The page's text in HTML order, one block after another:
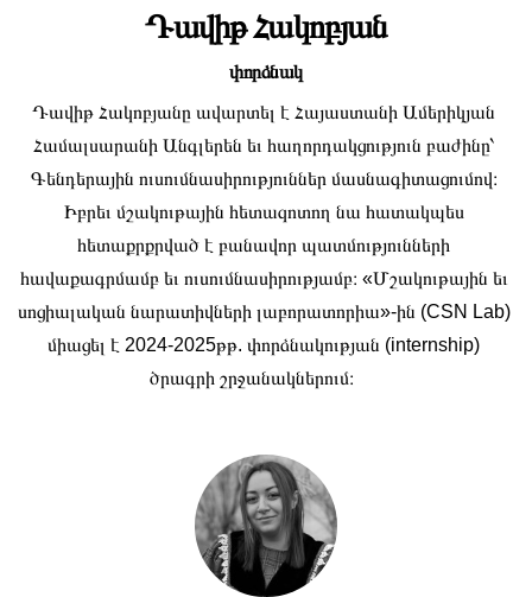
Դավիթ Հակոբյան
փորձնակ
Դավիթ Հակոբյանը ավարտել է Հայաստանի Ամերիկյան
Համալսարանի Անգլերեն եւ հաղորդակցություն բաժինը՝
Գենդերային ուսումնասիրություններ մասնագիտացումով։
Իբրեւ մշակութային հետազոտող նա հատակպես
հետաքրքրված է բանավոր պատմությունների
հավաքագրմամբ եւ ուսումնասիրությամբ։ «Մշակութային եւ
սոցիալական նարատիվների լաբորատորիա»-ին (CSN Lab)
միացել է 2024-2025թթ. փորձնակության (internship)
ծրագրի շրջանակներում։